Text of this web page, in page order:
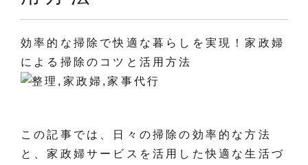
効率的な掃除で快適な暮らしを実現！家政婦
による掃除のコツと活用方法
この記事では、日々の掃除の効率的な方法
と、家政婦サービスを活用した快適な生活づ